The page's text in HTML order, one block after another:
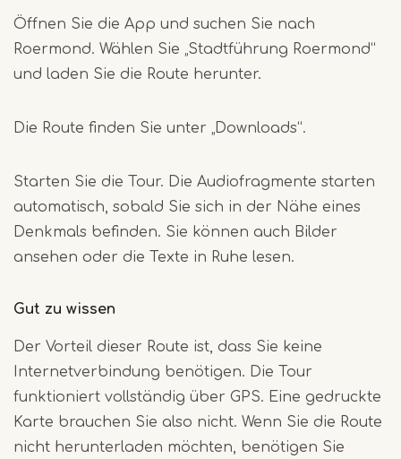
Öffnen Sie die App und suchen Sie nach
Roermond. Wählen Sie „Stadtführung Roermond“
und laden Sie die Route herunter.
Die Route finden Sie unter „Downloads“.
Starten Sie die Tour. Die Audiofragmente starten
automatisch, sobald Sie sich in der Nähe eines
Denkmals befinden. Sie können auch Bilder
ansehen oder die Texte in Ruhe lesen.
Gut zu wissen
Der Vorteil dieser Route ist, dass Sie keine
Internetverbindung benötigen. Die Tour
funktioniert vollständig über GPS. Eine gedruckte
Karte brauchen Sie also nicht. Wenn Sie die Route
nicht herunterladen möchten, benötigen Sie